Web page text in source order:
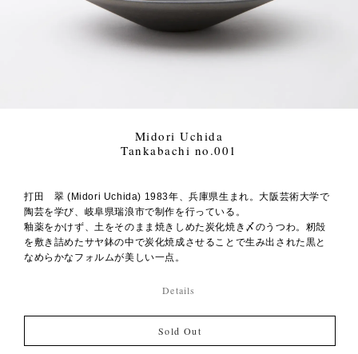
Midori Uchida
Tankabachi no.001
打田 翠 (Midori Uchida) 1983年、兵庫県生まれ。大阪芸術大学で
陶芸を学び、岐阜県瑞浪市で制作を行っている。
釉薬をかけず、土をそのまま焼きしめた炭化焼き〆のうつわ。籾殻
を敷き詰めたサヤ鉢の中で炭化焼成させることで生み出された黒と
なめらかなフォルムが美しい一点。
Details
Sold Out